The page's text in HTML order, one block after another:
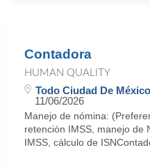
Contadora
HUMAN QUALITY
Todo Ciudad De México
11/06/2026
Manejo de nómina:
retención IMSS, manejo de
IMSS, cálculo de